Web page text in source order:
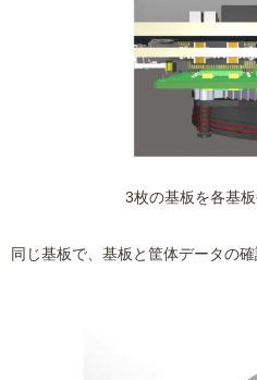
3枚の基板を各基
同じ基板で、基板と筐体データの確